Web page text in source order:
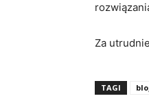
Za
TAGI